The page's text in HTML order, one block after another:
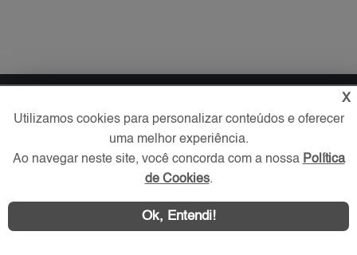
Comprar
Alugar
Imóveis Novos
O que procura?
X
Utilizamos cookies para personalizar conteúdos e oferecer
uma melhor experiência.
Ao navegar neste site, você concorda com a nossa Política
de Cookies.
Ok, Entendi!